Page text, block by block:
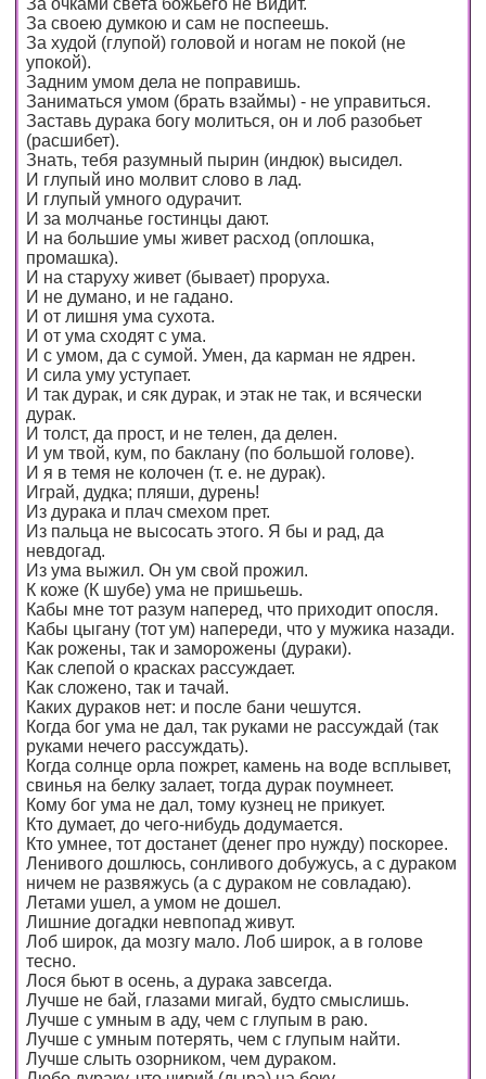
За очками света божьего не Видит.
За своею думкою и сам не поспеешь.
За худой (глупой) головой и ногам не покой (не
упокой).
Задним умом дела не поправишь.
Заниматься умом (брать взаймы) - не управиться.
Заставь дурака богу молиться, он и лоб разобьет
(расшибет).
Знать, тебя разумный пырин (индюк) высидел.
И глупый ино молвит слово в лад.
И глупый умного одурачит.
И за молчанье гостинцы дают.
И на большие умы живет расход (оплошка,
промашка).
И на старуху живет (бывает) проруха.
И не думано, и не гадано.
И от лишня ума сухота.
И от ума сходят с ума.
И с умом, да с сумой. Умен, да карман не ядрен.
И сила уму уступает.
И так дурак, и сяк дурак, и этак не так, и всячески
дурак.
И толст, да прост, и не телен, да делен.
И ум твой, кум, по баклану (по большой голове).
И я в темя не колочен (т. е. не дурак).
Играй, дудка; пляши, дурень!
Из дурака и плач смехом прет.
Из пальца не высосать этого. Я бы и рад, да
невдогад.
Из ума выжил. Он ум свой прожил.
К коже (К шубе) ума не пришьешь.
Кабы мне тот разум наперед, что приходит опосля.
Кабы цыгану (тот ум) напереди, что у мужика назади.
Как рожены, так и заморожены (дураки).
Как слепой о красках рассуждает.
Как сложено, так и тачай.
Каких дураков нет: и после бани чешутся.
Когда бог ума не дал, так руками не рассуждай (так
руками нечего рассуждать).
Когда солнце орла пожрет, камень на воде всплывет,
свинья на белку залает, тогда дурак поумнеет.
Кому бог ума не дал, тому кузнец не прикует.
Кто думает, до чего-нибудь додумается.
Кто умнее, тот достанет (денег про нужду) поскорее.
Ленивого дошлюсь, сонливого добужусь, а с дураком
ничем не развяжусь (а с дураком не совладаю).
Летами ушел, а умом не дошел.
Лишние догадки невпопад живут.
Лоб широк, да мозгу мало. Лоб широк, а в голове
тесно.
Лося бьют в осень, а дурака завсегда.
Лучше не бай, глазами мигай, будто смыслишь.
Лучше с умным в аду, чем с глупым в раю.
Лучше с умным потерять, чем с глупым найти.
Лучше слыть озорником, чем дураком.